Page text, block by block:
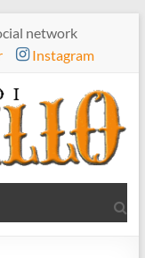
network
Instagram